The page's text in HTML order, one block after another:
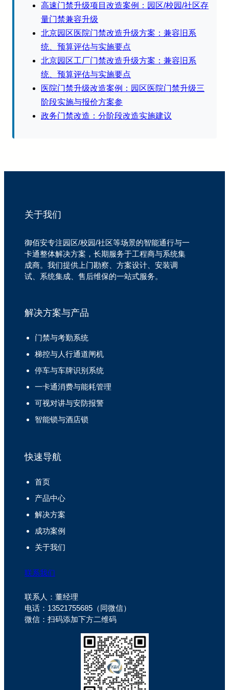
高速门禁升级项目改造案例：园区/校园/社区存
量门禁兼容升级
北京园区医院门禁改造升级方案：兼容旧系
统、预算评估与实施要点
北京园区工厂门禁改造升级方案：兼容旧系
统、预算评估与实施要点
医院门禁升级改造案例：园区医院门禁升级三
阶段实施与报价方案参
政务门禁改造：分阶段改造实施建议
关于我们
御佰安专注园区/校园/社区等场景的智能通行与一
卡通整体解决方案，长期服务于工程商与系统集
成商。我们提供上门勘察、方案设计、安装调
试、系统集成、售后维保的一站式服务。
解决方案与产品
门禁与考勤系统
梯控与人行通道闸机
停车与车牌识别系统
一卡通消费与能耗管理
可视对讲与安防报警
智能锁与酒店锁
快速导航
首页
产品中心
解决方案
成功案例
关于我们
联系我们
联系人：董经理
电话：13521755685（同微信）
微信：扫码添加下方二维码